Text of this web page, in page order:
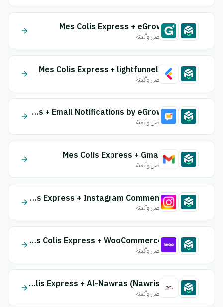
Mes Colis Express + eGrow
اتصل وأتمتة
Mes Colis Express + lightfunnels
اتصل وأتمتة
Mes Colis Express + Email Notifications by eGrow
اتصل وأتمتة
Mes Colis Express + Gmail
اتصل وأتمتة
Mes Colis Express + Instagram Comment
اتصل وأتمتة
Mes Colis Express + WooCommerce
اتصل وأتمتة
Mes Colis Express + Al-Nawras (Nawris)
اتصل وأتمتة